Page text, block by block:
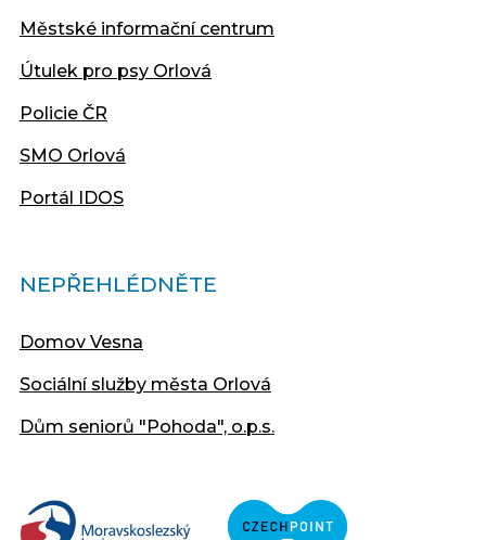
Městské informační centrum
Útulek pro psy Orlová
Policie ČR
SMO Orlová
Portál IDOS
NEPŘEHLÉDNĚTE
Domov Vesna
Sociální služby města Orlová
Dům seniorů "Pohoda", o.p.s.